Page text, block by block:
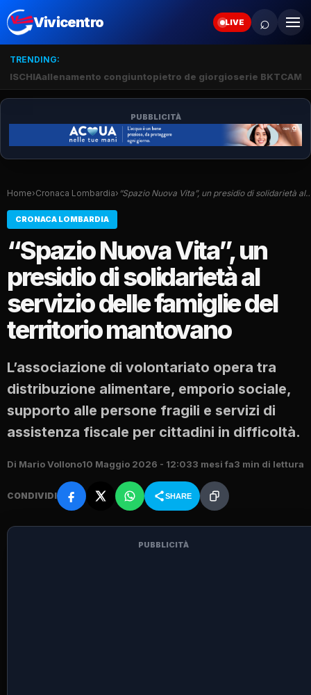
Vivicentro LIVE ⌕
TRENDING:
ISCHIAallenamento congiuntopietro de giorgioserie BKT
PUBBLICITÀ
Home›Cronaca Lombardia› “Spazio Nuova Vita”, un presidio di solidarietà
CRONACA LOMBARDIA
“Spazio Nuova Vita”, un
presidio di solidarietà al
servizio delle famiglie del
territorio mantovano
L’associazione di volontariato opera tra
distribuzione alimentare, emporio sociale,
supporto alle persone fragili e servizi di
assistenza fiscale per cittadini in difficoltà.
Di Mario Vollono10 Maggio 2026 - 12:033 mesi fa3 min di lettura
CONDIVIDI SHARE
PUBBLICITÀ